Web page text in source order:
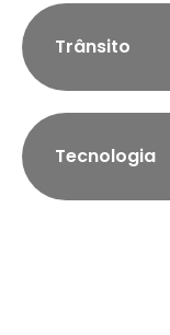
Trânsito
Tecnologia